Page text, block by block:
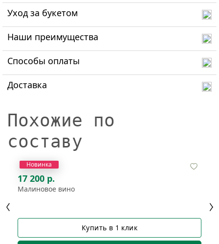
Уход за букетом
Наши преимущества
Способы оплаты
Доставка
Похожие по
составу
Новинка
17 200 р.
Малиновое вино
Купить в 1 клик